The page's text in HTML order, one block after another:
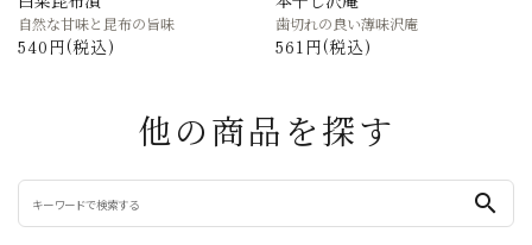
自然な甘味と昆布の旨味
540円(税込)
歯切れの良い薄味沢庵
561円(税込)
他の商品を探す
search